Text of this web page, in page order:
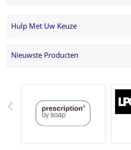
Hulp Met Uw Keuze
Nieuwste Producten